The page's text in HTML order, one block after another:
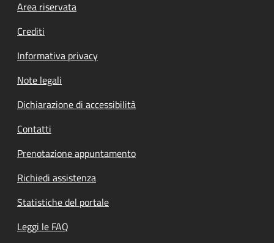
Footer menu
Area riservata
Crediti
Informativa privacy
Note legali
Dichiarazione di accessibilità
Contatti
Prenotazione appuntamento
Richiedi assistenza
Statistiche del portale
Leggi le FAQ